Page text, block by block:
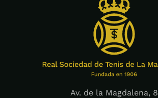
Av. de la Magdalena, 8